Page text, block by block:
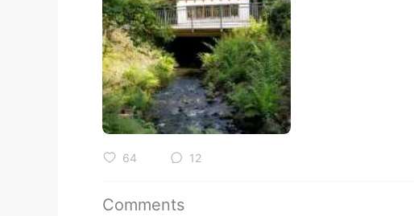
64 12
Comments